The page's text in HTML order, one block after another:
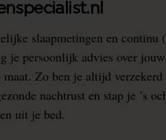
slaapmetingen en continu
je persoonlijk advies over
maat. Zo ben je altijd
nachtrust en stap je ’s
uit je bed.